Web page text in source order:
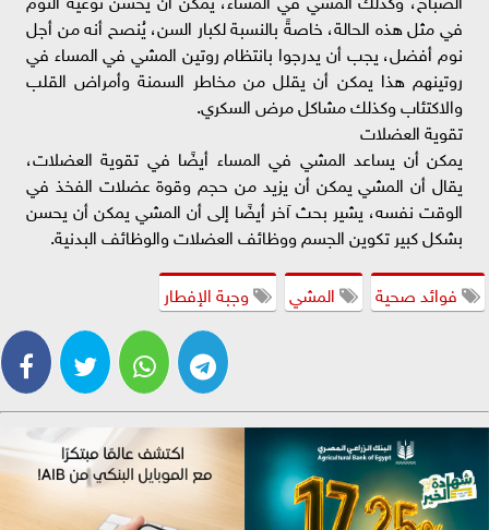
في مثل هذه الحالة، خاصةً بالنسبة لكبار السن، يُنصح أنه من أجل
نوم أفضل، يجب أن يدرجوا بانتظام روتين المشي في المساء في
روتينهم هذا يمكن أن يقلل من مخاطر السمنة وأمراض القلب
والاكتئاب وكذلك مشاكل مرض السكري.
تقوية العضلات
يمكن أن يساعد المشي في المساء أيضًا في تقوية العضلات،
يقال أن المشي يمكن أن يزيد من حجم وقوة عضلات الفخذ في
الوقت نفسه، يشير بحث آخر أيضًا إلى أن المشي يمكن أن يحسن
بشكل كبير تكوين الجسم ووظائف العضلات والوظائف البدنية.
فوائد صحية
المشي وجبة الإفطار